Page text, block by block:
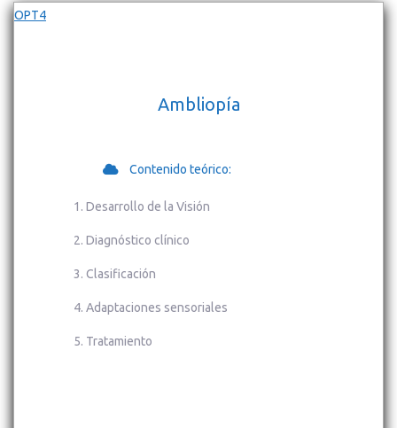
OPT4
Ambliopía
Contenido teórico:
Desarrollo de la Visión
Diagnóstico clínico
Clasificación
Adaptaciones sensoriales
Tratamiento